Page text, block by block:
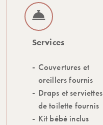
Services
Couvertures et
oreillers fournis
Draps et serviettes
de toilette fournis
Kit bébé inclus